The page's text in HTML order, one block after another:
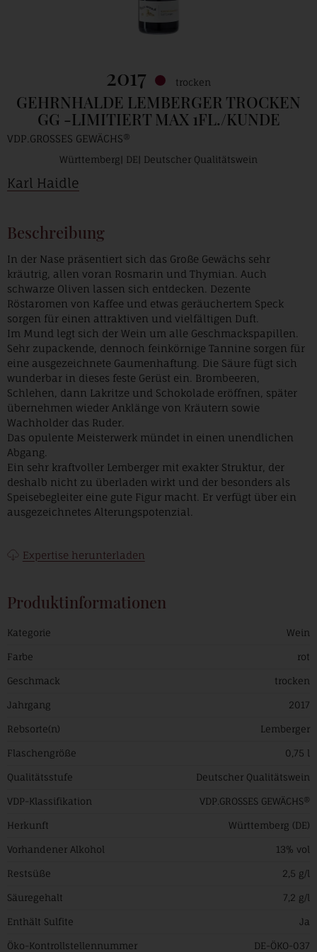
2017 trocken
GEHRNHALDE LEMBERGER TROCKEN
GG -LIMITIERT MAX 1FL./KUNDE
VDP.GROSSES GEWÄCHS®
Württemberg DE Deutscher Qualitätswein
Karl Haidle
Beschreibung
In der Nase präsentiert sich das Große Gewächs sehr
kräutrig, allen voran Rosmarin und Thymian. Auch
schwarze Oliven lassen sich entdecken. Dezente
Röstaromen von Kaffee und etwas geräuchertem Speck
sorgen für einen attraktiven und vielfältigen Duft.
Im Mund legt sich der Wein um alle Geschmackspapillen.
Sehr zupackende, dennoch feinkörnige Tannine sorgen für
eine ausgezeichnete Gaumenhaftung. Die Säure fügt sich
wunderbar in dieses feste Gerüst ein. Brombeeren,
Schlehen, dann Lakritze und Schokolade eröffnen, später
übernehmen wieder Anklänge von Kräutern sowie
Wachholder das Ruder.
Das opulente Meisterwerk mündet in einen unendlichen
Abgang.
Ein sehr kraftvoller Lemberger mit exakter Struktur, der
deshalb nicht zu überladen wirkt und der besonders als
Speisebegleiter eine gute Figur macht. Er verfügt über ein
ausgezeichnetes Alterungspotenzial.
Expertise herunterladen
Produktinformationen
Kategorie Wein
Farbe rot
Geschmack trocken
Jahrgang 2017
Rebsorte(n) Lemberger
Flaschengröße 0,75 l
Qualitätsstufe Deutscher Qualitätswein
VDP-Klassifikation VDP.GROSSES GEWÄCHS®
Herkunft Württemberg (DE)
Vorhandener Alkohol 13% vol
Restsüße 2,5 g/l
Säuregehalt 7,2 g/l
Enthält Sulfite Ja
Öko-Kontrollstellennummer DE-ÖKO-037